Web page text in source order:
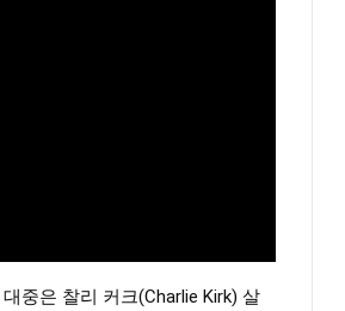
중은 찰리 커크(Charlie Kirk) 살